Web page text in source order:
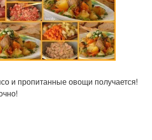
и пропитанные овощи получается!